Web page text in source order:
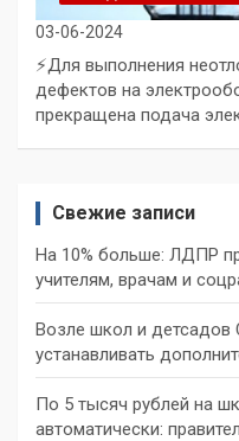
03-06-2024
⚡Для выполнения
дефектов на
прекращена подача
Свежие записи
На 10% больше: ЛДПР
учителям, врачам и
Возле школ и детсадов
устанавливать
По 5 тысяч рублей на
автоматически: